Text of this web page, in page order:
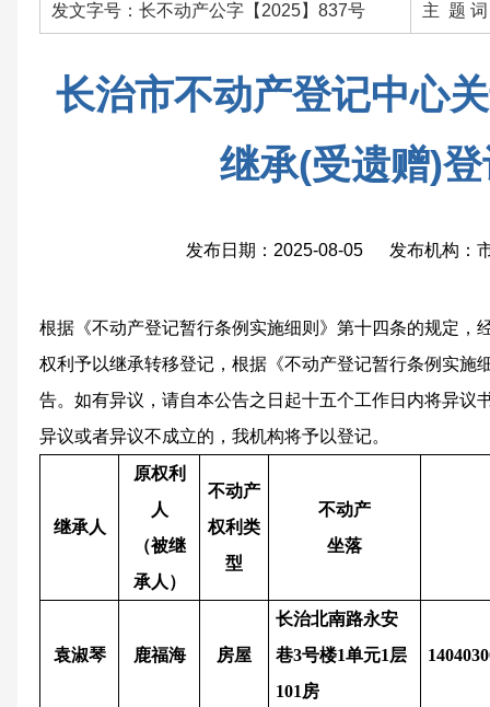
发文字号：长不动产公字【2025】837号 主 题 词
长治市不动产登记中心
继承(受遗赠)
发布日期：2025-08-05 发布机构：
根据《不动产登记暂行条例实施细则》第十四条的规定，
权利予以继承转移登记，根据《不动产登记暂行条例实施
告。如有异议，请自本公告之日起十五个工作日内将异议
异议或者异议不成立的，我机构将予以登记。
继承人
原权利
人
（被继
承人）
不动产
权利类
型
不动产
坐落
袁淑琴 鹿福海 房屋
长治北南路永安
巷3号楼1单元1层
101房